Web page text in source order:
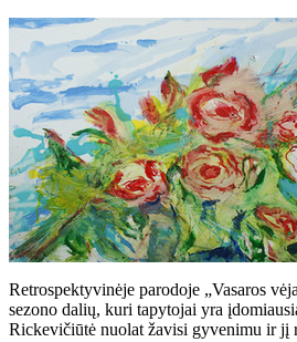
Retrospektyvinėje parodoje „Vasaros
sezono dalių, kuri tapytojai yra
Rickevičiūtė nuolat žavisi gyvenimu ir jį